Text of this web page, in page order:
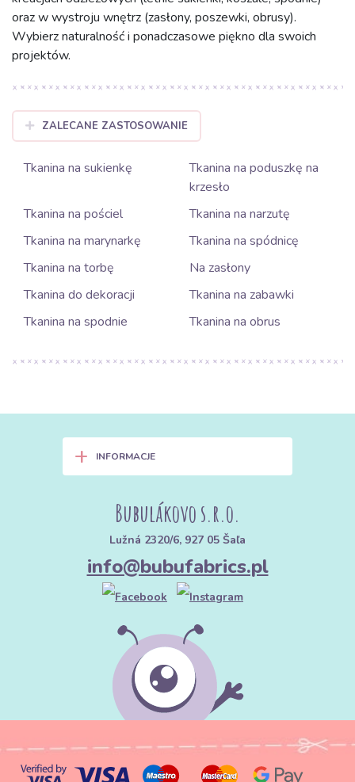
oraz w wystroju wnętrz (zasłony, poszewki, obrusy).
Wybierz naturalność i ponadczasowe piękno dla swoich
projektów.
ZALECANE ZASTOSOWANIE
Tkanina na sukienkę
Tkanina na poduszkę na
krzesło
Tkanina na pościel
Tkanina na narzutę
Tkanina na marynarkę
Tkanina na spódnicę
Tkanina na torbę
Na zasłony
Tkanina do dekoracji
Tkanina na zabawki
Tkanina na spodnie
Tkanina na obrus
+ INFORMACJE
Bubulákovo s.r.o.
Lužná 2320/6, 927 05 Šaľa
info@bubufabrics.pl